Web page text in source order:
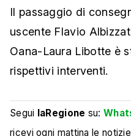
Il passaggio di
uscente Flavio
Oana-Laura Libotte è
rispettivi interventi.
Segui laRegione su:
ricevi ogni mattina le